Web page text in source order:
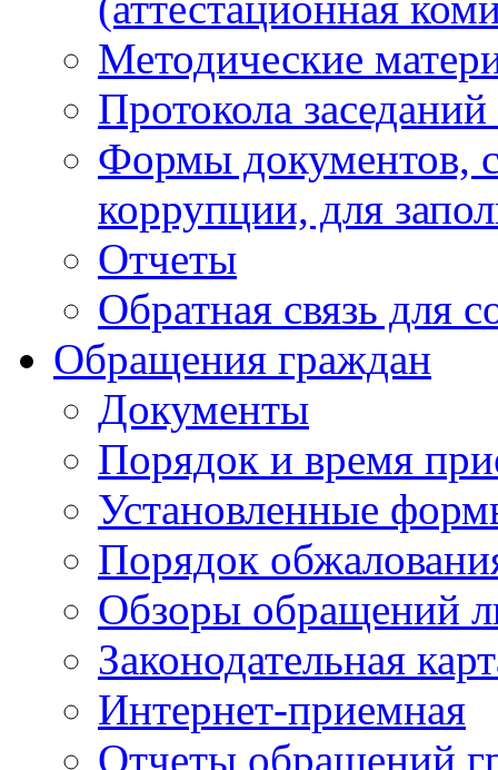
Методические
Протокола
Формы документов,
коррупции, для
Отчеты
Обратная связь для
Обращения граждан
Документы
Порядок и время
Установленные
Порядок
Обзоры обращений
Законодательная
Интернет-приемная
Отчеты обращений